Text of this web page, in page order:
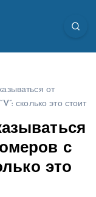
от
сколько это стоит
с
это